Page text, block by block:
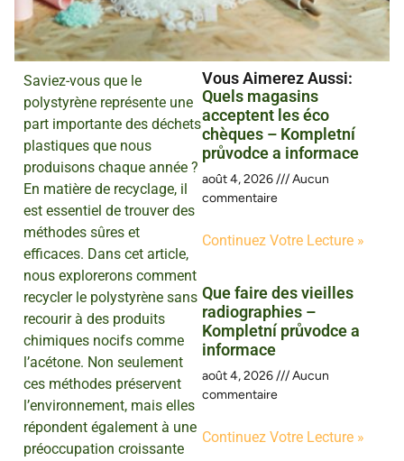
Saviez-vous que le
polystyrène représente une
part importante des déchets
plastiques que nous
produisons chaque année ?
En matière de recyclage, il
est essentiel de trouver des
méthodes sûres et
efficaces. Dans cet article,
nous explorerons comment
recycler le polystyrène sans
recourir à des produits
chimiques nocifs comme
l’acétone. Non seulement
ces méthodes préservent
l’environnement, mais elles
répondent également à une
préoccupation croissante
Vous Aimerez Aussi :
Quels magasins
acceptent les éco
chèques – Kompletní
průvodce a informace
août 4, 2026
Aucun
commentaire
Continuez Votre Lecture »
Que faire des vieilles
radiographies –
Kompletní průvodce a
informace
août 4, 2026
Aucun
commentaire
Continuez Votre Lecture »